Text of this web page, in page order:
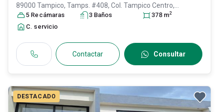
89000 Tampico, Tamps. #408, Col. Tampico Centro,
Tampico, Tamaulipas, México, C.P. 89000 , ID:31306861
5 Recámaras 3 Baños 378 m2
C. servicio
Contactar Consultar
DESTACADO